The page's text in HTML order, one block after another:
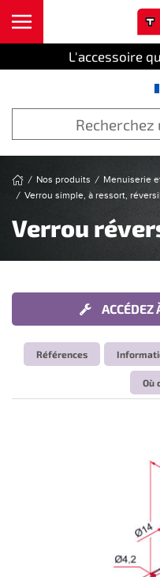
L'accessoire
Nos produits Menuiserie
Verrou simple, à ressort,
Verrou
ACCÉDEZ
Références
Où
Cookies management